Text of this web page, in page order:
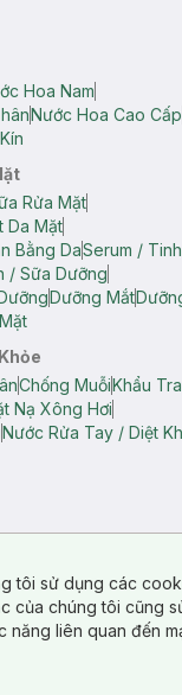
Hoa Nam
Nước Hoa Cao Cấp
Rửa Mặt
Da Mặt
Bằng DaSerum /
/ Sữa Dưỡng
Dưỡng Mắt
Chống MuỗiKhẩu
Nạ Xông Hơi
Nước Rửa Tay / Diệt
Short Nữ
tôi sử dụng các
của chúng tôi
liên quan đến